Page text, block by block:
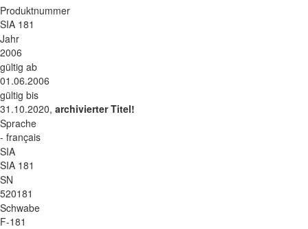
Produktnummer
SIA 181
Jahr
2006
gültig ab
01.06.2006
gültig bis
31.10.2020, archivierter Titel!
Sprache
- français
SIA
SIA 181
SN
520181
Schwabe
F-181